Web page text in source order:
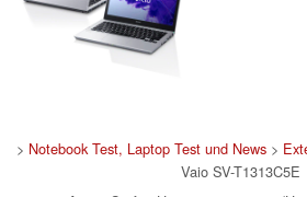
> Notebook Test, Laptop Test und News>
Vaio SV-T1313C5E